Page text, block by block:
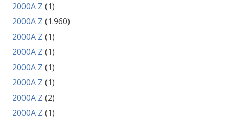
2000A Z (1)
2000A Z (1.960)
2000A Z (1)
2000A Z (1)
2000A Z (1)
2000A Z (1)
2000A Z (2)
2000A Z (1)